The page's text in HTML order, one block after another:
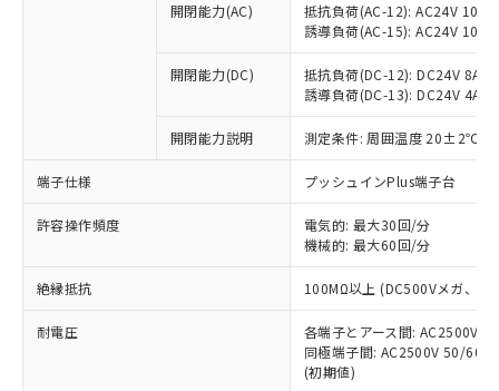
開閉能力(AC)
抵抗負荷(AC-12): AC24V 10A/
誘導負荷(AC-15): AC24V
開閉能力(DC)
抵抗負荷(DC-12): DC24V 8A/
誘導負荷(DC-13): DC24V 4A/
開閉能力説明 測定条件: 周囲温度 20±2℃、
端子仕様 プッシュインPlus端子台
許容操作頻度
電気的: 最大30回/分
機械的: 最大60回/分
絶縁抵抗 100MΩ以上 (DC500Vメガ、点
耐電圧
各端子とアース間: AC2500V
同極端子間: AC2500V 50/
(初期値)
以下の条件をお読みいただき、同意のうえ
ご利用ください。
本サービスは、当社制御機器事業取扱
商品の当社在庫状況および標準価格
(税抜)を提供させていただくもので
当社制御機器事業取扱商品の中には、
本サービスの対象外となる商品もある
ことをご了承ください。
在庫状況および標準価格照会結果は、
記載している更新日時点での社内デー
タに基づき作成されるものであり、閲
覧された時点での実際の在庫および標
準価格とは異なる場合があることをご
対応予定なし：EU RoHS指令（10物質）の
非含有に非対応の商品で、対応品を出す予
定はありません。
調査・確認中：EU RoHS指令（10物質）の
非含有の対応状況を調査中または確認中の
非該当品：ライセンス料など無形物で、有
害物質有無と関係のない商品です。
仕入先様の事情により、非含有部品として
いたものが、含有品と判明した場合などや
むを得ず変更することがあります。
六価クロム(Cr(Ⅵ)) 1000ppm以下、ポリ臭化ビフェニル
類(PBB) 1000ppm以下、ポリ臭化ジフェニルエーテル類
「○」：最大均質材料含有率が中国RoHSの
基準値以下であることを示します。
「×」：最大均質材料含有率が中国RoHSの
基準値を超えていることを示します。
「－」：未確認です。当社販売部門へお問
*中国RoHS10物質の基準値 (GB/T26572)：
Pb(鉛) :1000ppm、 Hg(水銀) : 1000ppm、 Cd(カドミウ
Cr(Ⅵ)(六価クロム) : 1000ppm、 PBBs(ポリ臭化ビフェ
当社は、これら貴社製品のうち、外国
為替および外国貿易法に定める商品
（以下｢規制貨物等」という）を輸出
または国外への提供する場合は、日本
国政府の輸出許可(または役務取引許
可)を取得するなどの必要な手続きを